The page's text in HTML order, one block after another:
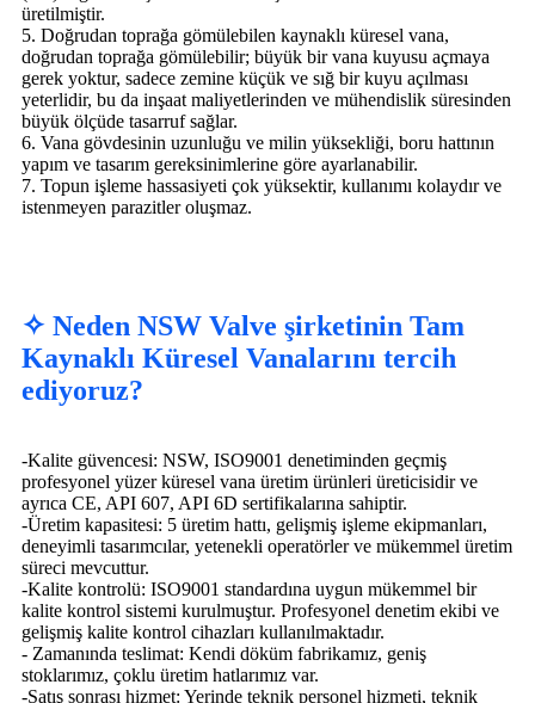
üretilmiştir.
5. Doğrudan toprağa gömülebilen kaynaklı küresel vana,
doğrudan toprağa gömülebilir; büyük bir vana kuyusu açmaya
gerek yoktur, sadece zemine küçük ve sığ bir kuyu açılması
yeterlidir, bu da inşaat maliyetlerinden ve mühendislik süresinden
büyük ölçüde tasarruf sağlar.
6. Vana gövdesinin uzunluğu ve milin yüksekliği, boru hattının
yapım ve tasarım gereksinimlerine göre ayarlanabilir.
7. Topun işleme hassasiyeti çok yüksektir, kullanımı kolaydır ve
istenmeyen parazitler oluşmaz.
✧ Neden NSW Valve şirketinin Tam
Kaynaklı Küresel Vanalarını tercih
ediyoruz?
-Kalite güvencesi: NSW, ISO9001 denetiminden geçmiş
profesyonel yüzer küresel vana üretim ürünleri üreticisidir ve
ayrıca CE, API 607, API 6D sertifikalarına sahiptir.
-Üretim kapasitesi: 5 üretim hattı, gelişmiş işleme ekipmanları,
deneyimli tasarımcılar, yetenekli operatörler ve mükemmel üretim
süreci mevcuttur.
-Kalite kontrolü: ISO9001 standardına uygun mükemmel bir
kalite kontrol sistemi kurulmuştur. Profesyonel denetim ekibi ve
gelişmiş kalite kontrol cihazları kullanılmaktadır.
- Zamanında teslimat: Kendi döküm fabrikamız, geniş
stoklarımız, çoklu üretim hatlarımız var.
-Satış sonrası hizmet: Yerinde teknik personel hizmeti, teknik